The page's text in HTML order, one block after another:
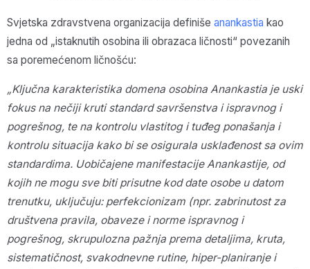
Svjetska zdravstvena organizacija definiše anankastia kao
jedna od „istaknutih osobina ili obrazaca ličnosti“ povezanih
sa poremećenom ličnošću:
„Ključna karakteristika domena osobina Anankastia je uski
fokus na nečiji kruti standard savršenstva i ispravnog i
pogrešnog, te na kontrolu vlastitog i tuđeg ponašanja i
kontrolu situacija kako bi se osigurala usklađenost sa ovim
standardima. Uobičajene manifestacije Anankastije, od
kojih ne mogu sve biti prisutne kod date osobe u datom
trenutku, uključuju: perfekcionizam (npr. zabrinutost za
društvena pravila, obaveze i norme ispravnog i
pogrešnog, skrupulozna pažnja prema detaljima, kruta,
sistematičnost, svakodnevne rutine, hiper-planiranje i